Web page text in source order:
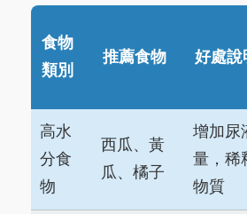
食物
類別
推薦食物 好處說
高水
分食
物
西瓜、黃
瓜、橘子
增加尿
量，稀
物質